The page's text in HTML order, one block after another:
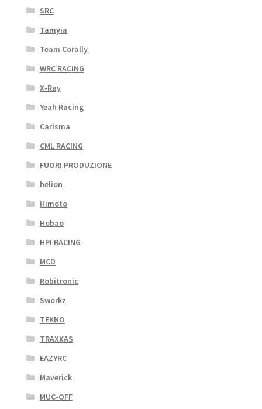
SRC
Tamyia
Team Corally
WRC RACING
X-Ray
Yeah Racing
Carisma
CML RACING
FUORI PRODUZIONE
helion
Himoto
Hobao
HPI RACING
MCD
Robitronic
Sworkz
TEKNO
TRAXXAS
EAZYRC
Maverick
MUC-OFF